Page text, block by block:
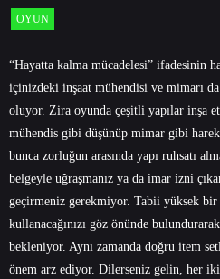
OYUN
“Hayatta kalma mücadelesi” ifadesinin
içinizdeki inşaat mühendisi ve mimarı da
oluyor. Zira oyunda çeşitli yapılar inşa
mühendis gibi düşünüp mimar gibi
bunca zorluğun arasında yapı ruhsatı
belgeyle uğraşmanız ya da imar izni
geçirmeniz gerekmiyor. Tabii yüksek
kullanacağınızı göz önünde
bekleniyor. Aynı zamanda doğru item
önem arz ediyor. Dilerseniz gelin, her iki